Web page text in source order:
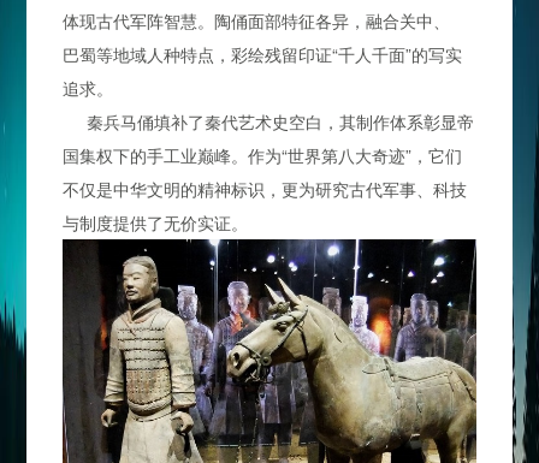
体现古代军阵智慧。陶俑面部特征各异，融合关中、
巴蜀等地域人种特点，彩绘残留印证“千人千面”的写实
追求。
秦兵马俑填补了秦代艺术史空白，其制作体系彰显帝
国集权下的手工业巅峰。作为“世界第八大奇迹”，它们
不仅是中华文明的精神标识，更为研究古代军事、科技
与制度提供了无价实证。